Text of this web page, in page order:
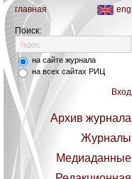
главная eng
Поиск:
на сайте журнала
на всех сайтах РИЦ
Вход
Архив журнала
Журналы
Медиаданные